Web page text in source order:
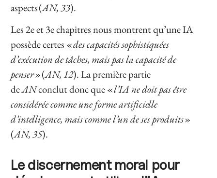
aspects (AN, 33).
Les 2e et 3e chapitres nous montrent qu’une IA
possède certes «des capacités sophistiquées
d’exécution de tâches, mais pas la capacité de
penser» (AN, 12). La première partie
deANconclut donc que «l’IA ne doit pas être
considérée comme une forme artificielle
d’intelligence, mais comme l’un de ses produits»
(AN, 35).
Le discernement moral pour